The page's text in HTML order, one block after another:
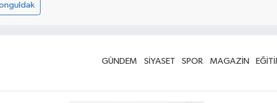
GÜNDEM SİYASET SPOR MAGAZİN